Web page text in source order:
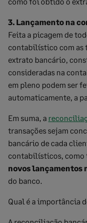
3. Lançamento na
Feita a picagem de
contabilístico com as
extrato bancário,
consideradas na
em pleno podem ser
automaticamente, a
Em suma, a
transações sejam
bancário de cada
contabilísticos, como
novos
do banco.
Qual é a importância